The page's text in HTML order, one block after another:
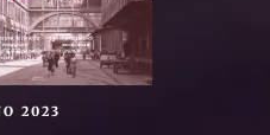
2023